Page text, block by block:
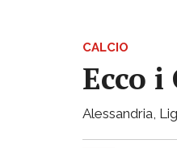
CALCIO
Ecco
Alessandria,